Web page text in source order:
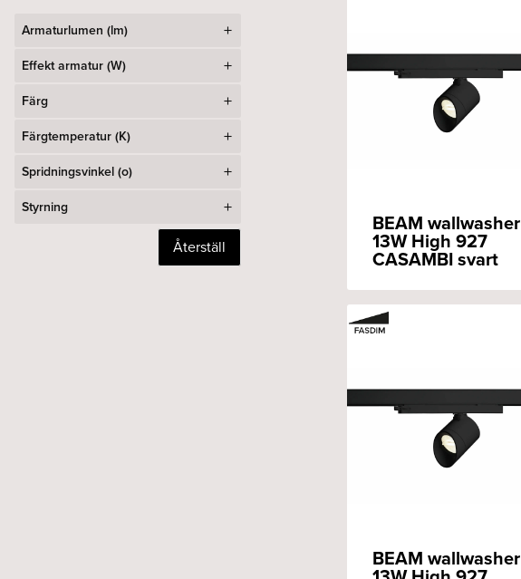
Armaturlumen (lm)
Effekt armatur (W)
Färg
Färgtemperatur (K)
Spridningsvinkel (o)
Styrning
Återställ
BEAM wallwasher
13W High 927
CASAMBI svart
BEAM wallwasher